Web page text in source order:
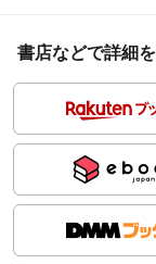
書店などで詳細